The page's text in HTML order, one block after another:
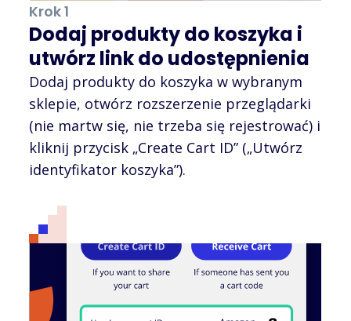
Krok 1
Dodaj produkty do koszyka i
utwórz link do udostępnienia
Dodaj produkty do koszyka w wybranym
sklepie, otwórz rozszerzenie przeglądarki
(nie martw się, nie trzeba się rejestrować) i
kliknij przycisk „Create Cart ID” („Utwórz
identyfikator koszyka”).